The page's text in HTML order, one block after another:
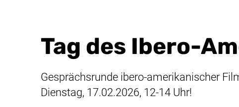
Tag des Ibero-
Gesprächsrunde ibero-amerikanischer
Dienstag, 17.02.2026, 12-14 Uhr!